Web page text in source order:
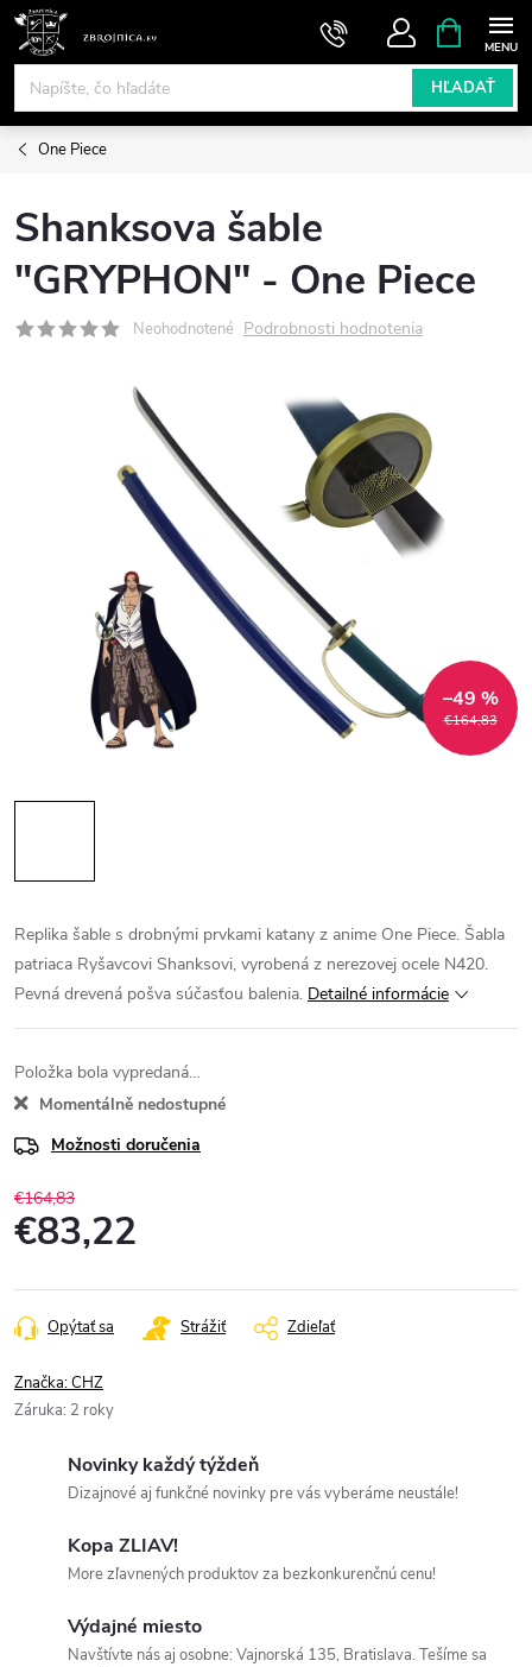
Prejsť
obsah
HĽADAŤ
KOŠÍK
One Piece
Shanksova šable
"GRYPHON" - One Piece
Neohodnotené Podrobnosti hodnotenia
€164,83
–49 %
Replika šable s drobnými prvkami katany z anime One Piece. Šabla
patriaca Ryšavcovi Shanksovi, vyrobená z nerezovej ocele N420.
Pevná drevená pošva súčasťou balenia. Detailné informácie
Položka bola vypredaná…
Momentálně nedostupné
Možnosti doručenia
€164,83
€83,22
cena:
Opýtať sa Strážiť Zdieľať
Značka:CHZ
Záruka: 2 roky
Novinky každý týždeň
Dizajnové aj funkčné novinky pre vás vyberáme neustále!
Kopa ZLIAV!
More zľavnených produktov za bezkonkurenčnú cenu!
Výdajné miesto
Navštívte nás aj osobne: Vajnorská 135, Bratislava. Tešíme sa